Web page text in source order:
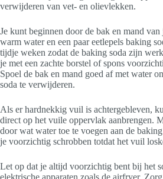
verwijderen van vet- en olievlekken.
Je kunt beginnen door de bak en mand
warm water en een paar eetlepels baking
tijdje weken zodat de baking soda zijn
je met een zachte borstel of spons
Spoel de bak en mand goed af met water
soda te verwijderen.
Als er hardnekkig vuil is achtergebleven,
direct op het vuile oppervlak aanbrengen.
door wat water toe te voegen aan de
je voorzichtig schrobben totdat het vuil
Let op dat je altijd voorzichtig bent bij het
elektrische apparaten zoals de airfryer.